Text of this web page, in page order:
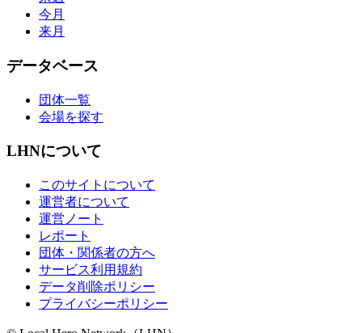
今月
来月
データベース
団体一覧
会場を探す
LHNについて
このサイトについて
運営者について
運営ノート
レポート
団体・関係者の方へ
サービス利用規約
データ削除ポリシー
プライバシーポリシー